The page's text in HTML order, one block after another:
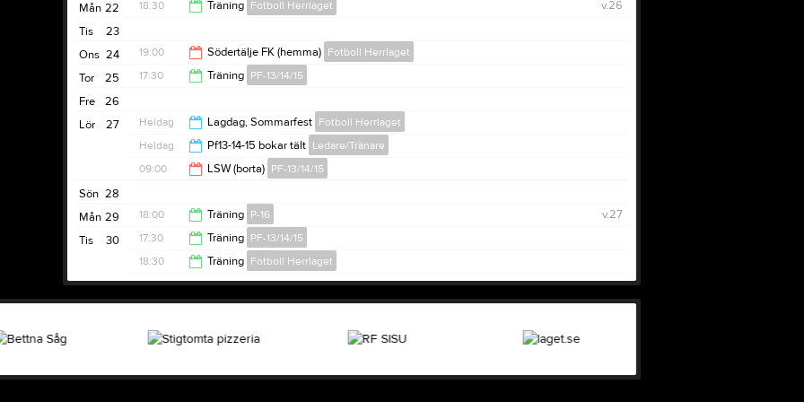
22
Mån v.26
18:30 Träning Fotboll Herrlaget
20:00
23
Tis
24
Ons 19:00 Södertälje FK (hemma) Fotboll Herrlaget
25
Tor 17:30 Träning PF-13/14/15
19:00
26
Fre
27
Lör Heldag Lagdag, Sommarfest Fotboll Herrlaget
Heldag
Pf13-14-15 bokar tält Ledare/Tränare
09:00
LSW (borta) PF-13/14/15
17:00
28
Sön
29
Mån v.27
18:00 Träning P-16
19:30
30
Tis 17:30 Träning PF-13/14/15
19:00
18:30 Träning Fotboll Herrlaget
20:00